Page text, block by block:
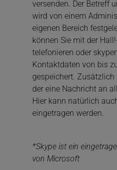
versenden. Der Betreff
wird von einem
eigenen Bereich
können Sie mit der
telefonieren oder
Kontaktdaten von bis
gespeichert. Zusätzlich
der eine Nachricht an
Hier kann natürlich
eingetragen werden.
*Skype ist ein
von Microsoft